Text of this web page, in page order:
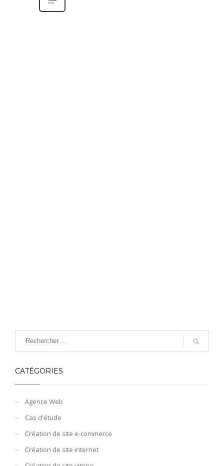
CATÉGORIES
Agence Web
Cas d'étude
Création de site e-commerce
Création de site internet